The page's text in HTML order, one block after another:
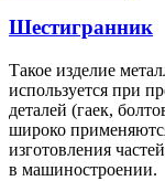
Шестигранник
Такое изделие
используется при
деталей (гаек,
широко
изготовления
в машиностроении.